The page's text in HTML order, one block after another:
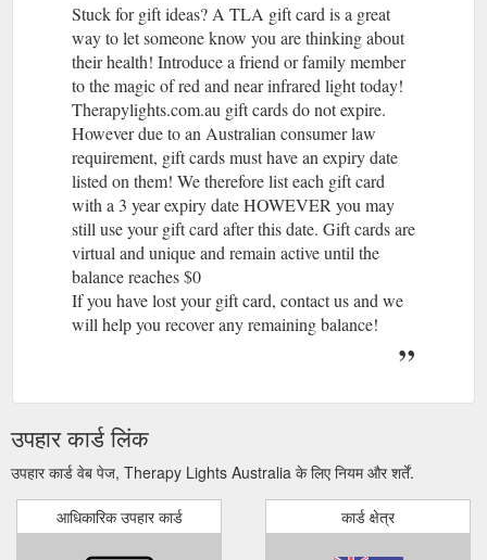
Stuck for gift ideas? A TLA gift card is a great
way to let someone know you are thinking about
their health! Introduce a friend or family member
to the magic of red and near infrared light today!
Therapylights.com.au gift cards do not expire.
However due to an Australian consumer law
requirement, gift cards must have an expiry date
listed on them! We therefore list each gift card
with a 3 year expiry date HOWEVER you may
still use your gift card after this date. Gift cards are
virtual and unique and remain active until the
balance reaches $0
If you have lost your gift card, contact us and we
will help you recover any remaining balance!
उपहार कार्ड लिंक
उपहार कार्ड वेब पेज, Therapy Lights Australia के लिए नियम और शर्तें.
आधिकारिक उपहार कार्ड कार्ड क्षेत्र